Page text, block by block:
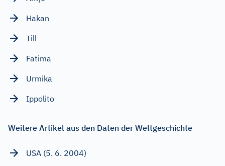
Hakan
Till
Fatima
Urmika
Ippolito
Weitere Artikel aus den Daten der Weltgeschichte
USA (5. 6. 2004)